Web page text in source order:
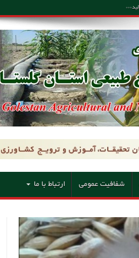
شفافیت عمومی ارتباط با ما